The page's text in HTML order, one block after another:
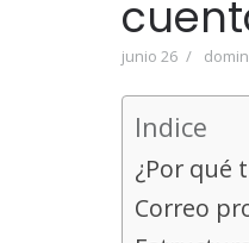
junio 26
Indice
¿Por qué
Correo